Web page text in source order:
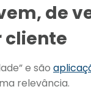
de
cliente
e são
relevância.